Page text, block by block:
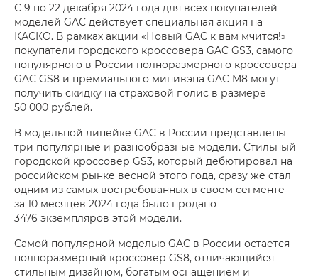
С 9 по 22 декабря 2024 года для всех покупателей
моделей GAC действует специальная акция на
КАСКО. В рамках акции «Новый GAC к вам мчится!»
покупатели городского кроссовера GAC GS3, самого
популярного в России полноразмерного кроссовера
GAC GS8 и премиального минивэна GAC M8 могут
получить скидку на страховой полис в размере
50 000 рублей.
В модельной линейке GAC в России представлены
три популярные и разнообразные модели. Стильный
городской кроссовер GS3, который дебютировал на
российском рынке весной этого года, сразу же стал
одним из самых востребованных в своем сегменте –
за 10 месяцев 2024 года было продано
3476 экземпляров этой модели.
Самой популярной моделью GAC в России остается
полноразмерный кроссовер GS8, отличающийся
стильным дизайном, богатым оснащением и